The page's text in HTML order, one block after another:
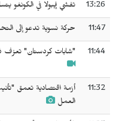
13:26 تفشي إيبولا في الكونغو
11:47 حركة نسوية تدعو إلى
11:44 "شابات كردستان" تعزف
11:32
أزمة اقتصادية تعمق
العمل